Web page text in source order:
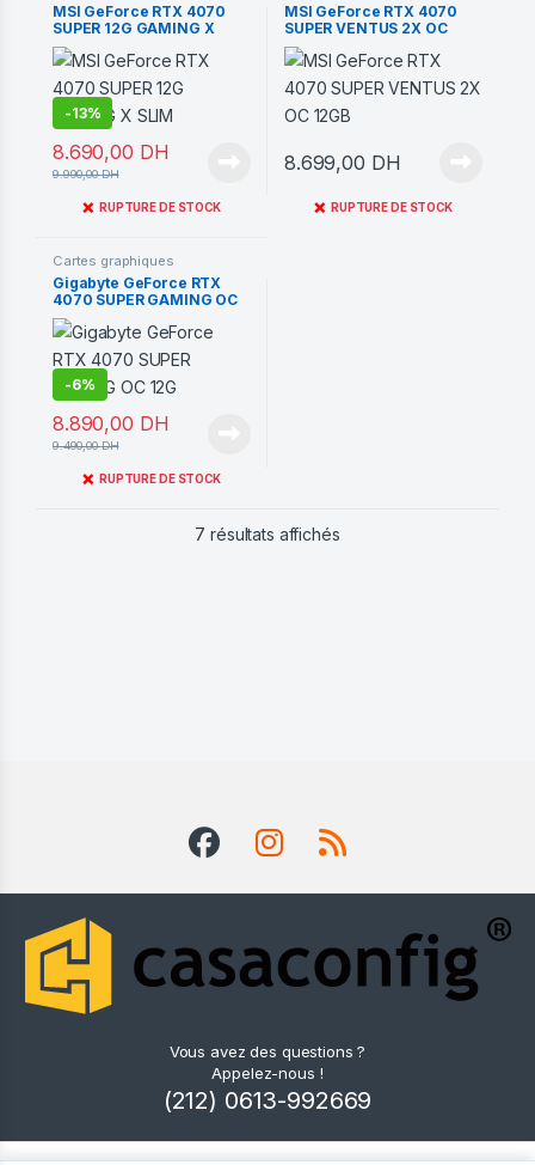
MSI GeForce RTX 4070
SUPER 12G GAMING X
SLIM
-13%
8.690,00 DH
9.990,00DH
❌ RUPTURE DE STOCK
MSI GeForce RTX 4070
SUPER VENTUS 2X OC
12GB
8.699,00 DH
❌ RUPTURE DE STOCK
Cartes graphiques
Gigabyte GeForce RTX
4070 SUPER GAMING OC
12G
-6%
8.890,00 DH
9.490,00DH
❌ RUPTURE DE STOCK
7 résultats affichésTrié du plus récent au
Vous avez des questions ?
Appelez-nous !
(212) 0613-992669